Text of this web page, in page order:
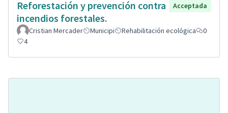
Reforestación y prevención contra
incendios forestales.
Acceptada
Cristian Mercader Municipi Rehabilitación ecológica
0
4